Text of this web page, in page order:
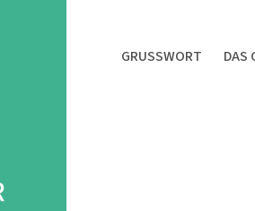
GRUSSWORT DAS